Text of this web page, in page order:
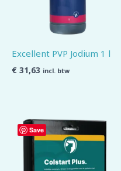
Excellent PVP Jodium 1 l
€ 31,63 incl. btw
Save